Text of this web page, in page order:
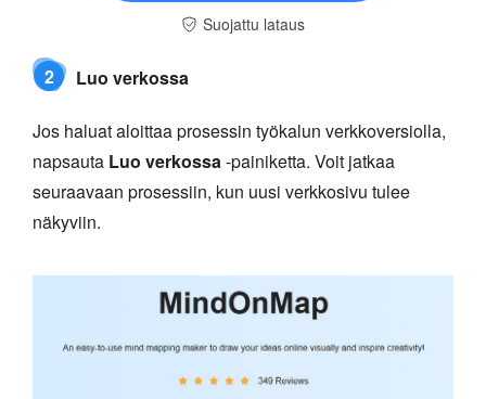
Suojattu lataus
2 Luo verkossa
Jos haluat aloittaa prosessin työkalun verkkoversiolla,
napsauta Luo verkossa-painiketta. Voit jatkaa
seuraavaan prosessiin, kun uusi verkkosivu tulee
näkyviin.